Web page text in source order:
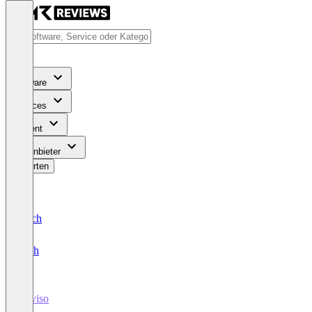
Software
Services
Content
Für Anbieter
Bewerten
Deutsch
English
Reviso